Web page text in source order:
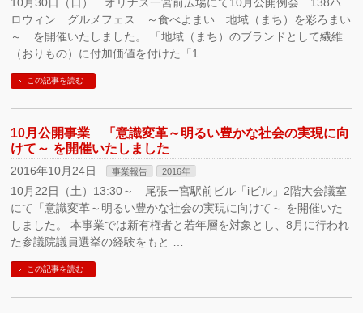
ロウィン グルメフェス ～食べよまい 地域（まち）を彩ろまい
～ を開催いたしました。 「地域（まち）のブランドとして繊維
（おりもの）に付加価値を付けた「1 …
この記事を読む
10月公開事業 「意識変革～明るい豊かな社会の実現に向
けて～ を開催いたしました
2016年10月24日 事業報告 2016年
10月22日（土）13:30～ 尾張一宮駅前ビル「iビル」2階大会議室
にて「意識変革～明るい豊かな社会の実現に向けて～ を開催いた
しました。 本事業では新有権者と若年層を対象とし、8月に行われ
た参議院議員選挙の経験をもと …
この記事を読む